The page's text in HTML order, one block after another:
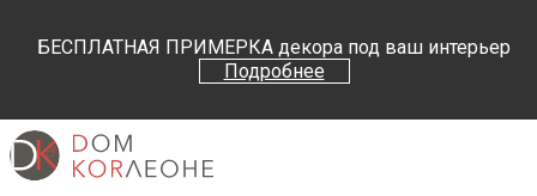
БЕСПЛАТНАЯ ПРИМЕРКА декора под ваш интерьер
Подробнее